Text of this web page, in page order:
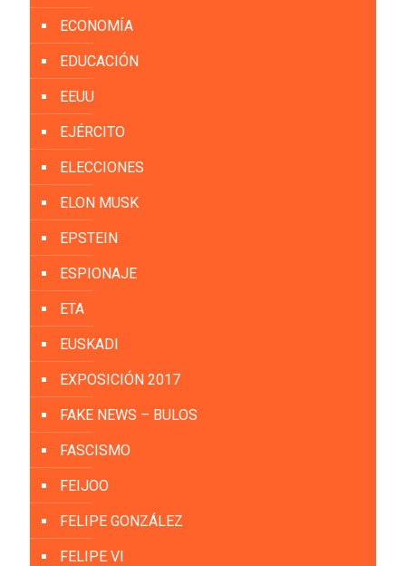
ECONOMÍA
EDUCACIÓN
EEUU
EJÉRCITO
ELECCIONES
ELON MUSK
EPSTEIN
ESPIONAJE
ETA
EUSKADI
EXPOSICIÓN 2017
FAKE NEWS – BULOS
FASCISMO
FEIJOO
FELIPE GONZÁLEZ
FELIPE VI